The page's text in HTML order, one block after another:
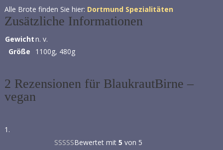
Alle Brote finden Sie hier: Dortmund Spezialitäten
Zusätzliche Informationen
Gewichtn. v.
Größe
1100g, 480g
2 Rezensionen für BlaukrautBirne –
vegan
Bewertet mit 5 von 5